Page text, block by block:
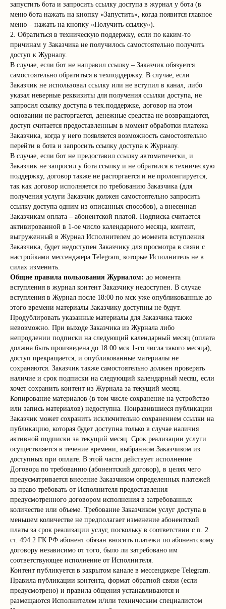
запустить бота и запросить ссылку доступа в журнал у бота (в
меню бота нажать на кнопку «Запустить», когда появится главное
меню – нажать на кнопку «Получить ссылку»).
2. Обратиться в техническую поддержку, если по каким-то
причинам у Заказчика не получилось самостоятельно получить
доступ к Журналу.
В случае, если бот не направил ссылку – Заказчик обязуется
самостоятельно обратиться в техподдержку. В случае, если
Заказчик не использовал ссылку или не вступил в канал, либо
указал неверные реквизиты для получения ссылки доступа, не
запросил ссылку доступа в тех.поддержке, договор на этом
основании не расторгается, денежные средства не возвращаются,
доступ считается предоставленным в момент обработки платежа
Заказчика, когда у него появляется возможность самостоятельно
перейти в бота и запросить ссылку доступа к Журналу.
В случае, если бот не предоставил ссылку автоматически, и
Заказчик не запросил у бота ссылку и не обратился в техническую
поддержку, договор также не расторгается и не пролонгируется,
так как договор исполняется по требованию Заказчика (для
получения услуги Заказчик должен самостоятельно запросить
ссылку доступа одним из описанных способов), а внесенная
Заказчикам оплата – абонентской платой. Подписка считается
активированной в 1-ое число календарного месяца, контент,
выгруженный в Журнал Исполнителем до момента вступления
Заказчика, будет недоступен Заказчику для просмотра в связи с
настройками мессенджера Telegram, которые Исполнитель не в
силах изменить.
Общие правила пользования Журналом: до момента
вступления в журнал контент Заказчику недоступен. В случае
вступления в Журнал после 18:00 по мск уже опубликованные до
этого времени материалы Заказчику доступны не будут.
Продублировать указанные материалы для Заказчика также
невозможно. При выходе Заказчика из Журнала либо
непродлении подписки на следующий календарный месяц (оплата
должна быть произведена до 18:00 мск 1-го числа такого месяца),
доступ прекращается, и опубликованные материалы не
сохраняются. Заказчик также самостоятельно должен проверять
наличие и срок подписки на следующий календарный месяц, если
хочет сохранить контент из Журнала за текущий месяц.
Копирование материалов (в том числе сохранение на устройство
или запись материалов) недоступна. Понравившиеся публикации
Заказчик может сохранить исключительно сохранением ссылки на
публикацию, которая будет доступна только в случае наличия
активной подписки за текущий месяц. Срок реализации услуги
осуществляется в течение времени, выбранном Заказчиком из
доступных при оплате. В этой части действует исполнение
Договора по требованию (абонентский договор), в целях чего
предусматривается внесение Заказчиком определенных платежей
за право требовать от Исполнителя предоставления
предусмотренного договором исполнения в затребованных
количестве или объеме. Требование Заказчиком услуг доступа в
меньшем количестве не предполагает изменение абонентской
платы за срок реализации услуг, поскольку в соответствии с п. 2
ст. 494.2 ГК РФ абонент обязан вносить платежи по абонентскому
договору независимо от того, было ли затребовано им
соответствующее исполнение от Исполнителя.
Контент публикуется в закрытом канале в мессенджере Telegram.
Правила публикации контента, формат обратной связи (если
предусмотрено) и правила общения устанавливаются и
размещаются Исполнителем и/или техническим специалистом